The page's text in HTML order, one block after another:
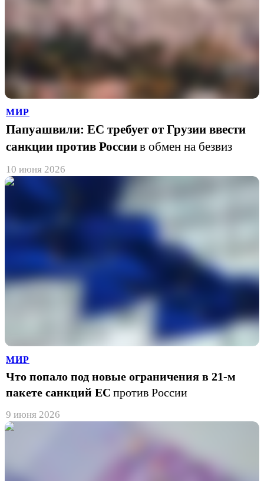
МИР
Папуашвили: ЕС требует от Грузии ввести
санкции против Россиив обмен на безвиз
10 июня 2026
МИР
Что попало под новые ограничения в 21-м
пакете санкций ЕС против России
9 июня 2026